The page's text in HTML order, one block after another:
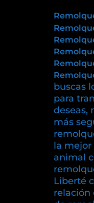
buscas
para
deseas,
más
la mejor
animal
Liberté
relación